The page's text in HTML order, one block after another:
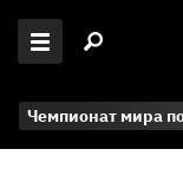
Чемпионат мира